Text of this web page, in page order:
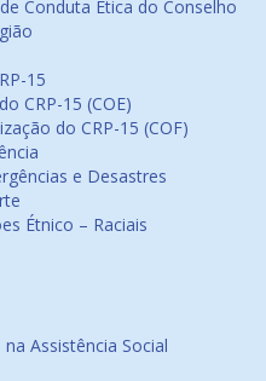
Conduta Ética do Conselho
15
CRP-15 (COE)
do CRP-15 (COF)
e Desastres
Étnico – Raciais
Assistência Social